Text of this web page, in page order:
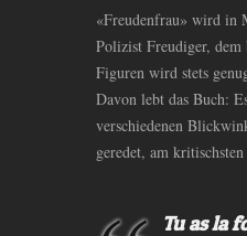
«Freudenfrau» wird in
Polizist Freudiger,
Figuren wird stets
Davon lebt das Buch:
verschiedenen
geredet, am
Tu as la